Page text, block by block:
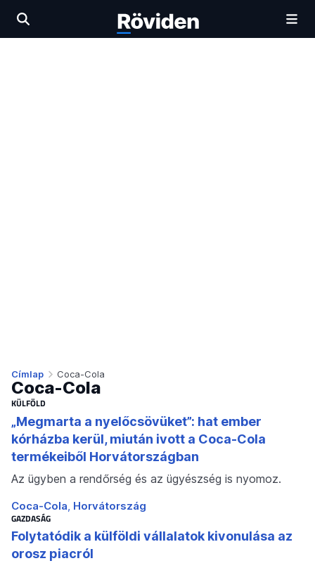
Címlap Coca-Cola
Coca-Cola
KÜLFÖLD
„Megmarta a nyelőcsövüket”: hat ember
kórházba kerül, miután ivott a Coca-Cola
termékeiből Horvátországban
Az ügyben a rendőrség és az ügyészség is nyomoz.
Coca-Cola Horvátország
GAZDASÁG
Folytatódik a külföldi vállalatok kivonulása az
orosz piacról